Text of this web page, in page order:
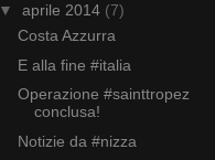
▼ aprile 2014 (7)
Costa Azzurra
E alla fine #italia
Operazione #sainttropez
conclusa!
Notizie da #nizza